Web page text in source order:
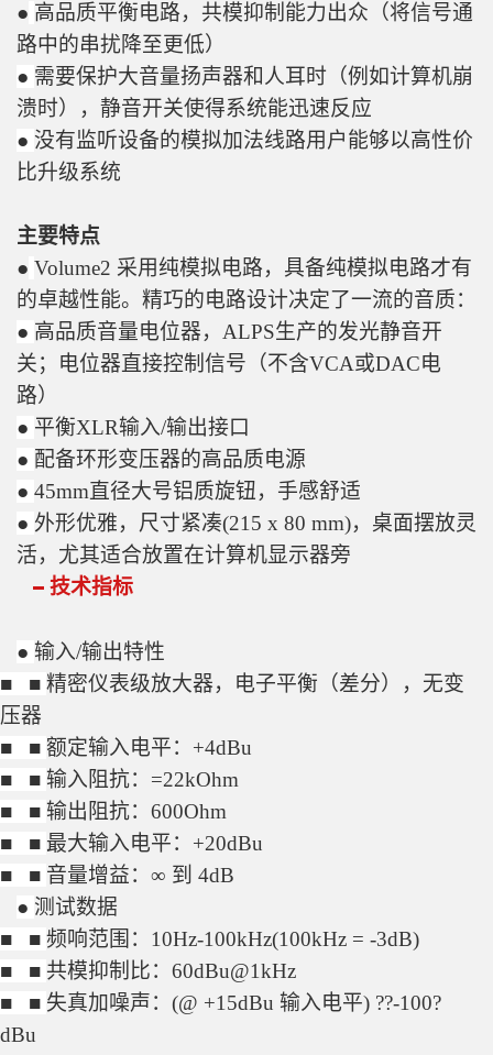
● 高品质平衡电路，共模抑制能力出众（将信号通
路中的串扰降至更低）
● 需要保护大音量扬声器和人耳时（例如计算机崩
溃时），静音开关使得系统能迅速反应
● 没有监听设备的模拟加法线路用户能够以高性价
比升级系统
主要特点
● Volume2 采用纯模拟电路，具备纯模拟电路才有
的卓越性能。精巧的电路设计决定了一流的音质：
● 高品质音量电位器，ALPS生产的发光静音开
关；电位器直接控制信号（不含VCA或DAC电
路）
● 平衡XLR输入/输出接口
● 配备环形变压器的高品质电源
● 45mm直径大号铝质旋钮，手感舒适
● 外形优雅，尺寸紧凑(215 x 80 mm)，桌面摆放灵
活，尤其适合放置在计算机显示器旁
技术指标
● 输入/输出特性
■ ■ 精密仪表级放大器，电子平衡（差分），无变
压器
■ ■ 额定输入电平：+4dBu
■ ■ 输入阻抗：=22kOhm
■ ■ 输出阻抗：600Ohm
■ ■ 最大输入电平：+20dBu
■ ■ 音量增益：∞ 到 4dB
● 测试数据
■ ■ 频响范围：10Hz-100kHz(100kHz = -3dB)
■ ■ 共模抑制比：60dBu@1kHz
■ ■ 失真加噪声：(@ +15dBu 输入电平) ??-100?
dBu